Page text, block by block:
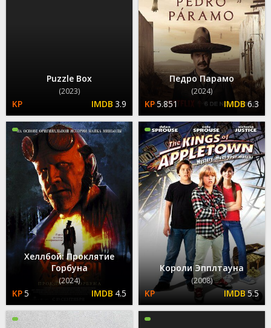
Puzzle Box
(2023)
3.9
Педро Парамо
(2024)
5.851 6.3
Хеллбой: Проклятие
Горбуна
(2024)
5 4.5
Короли Эпплтауна
(2008)
5.5